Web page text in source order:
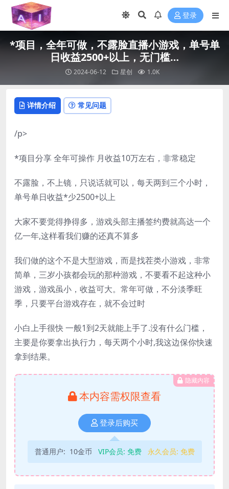
登录
*项目，全年可做，不露脸直播小游戏，单号单
日收益2500+以上，无门槛…
2024-06-12 星创 1.0K
详情介绍 常见问题
/p>
*项目分享 全年可操作 月收益10万左右，非常稳定
不露脸，不上镜，只说话就可以，每天两到三个小时，
单号单日收益*少2500+以上
大家不要觉得挣得多，游戏头部主播签约费就高达一个
亿一年,这样看我们赚的还真不算多
我们做的这个不是大型游戏，而是找茬类小游戏，非常
简单，三岁小孩都会玩的那种游戏，不要看不起这种小
游戏，游戏虽小，收益可大。常年可做，不分淡季旺
季，只要平台游戏存在，就不会过时
小白上手很快 一般1到2天就能上手了.没有什么门槛，
主要是你要拿出执行力，每天两个小时,我这边保你快速
拿到结果。
隐藏内容
本内容需权限查看
登录后购买
普通用户: 10金币 VIP会员: 免费 永久会员: 免费